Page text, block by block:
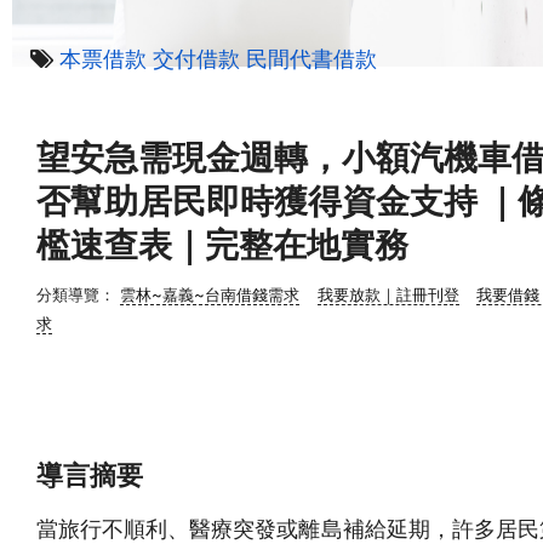
本票借款 交付借款 民間代書借款
望安急需現金週轉，小額汽機車
否幫助居民即時獲得資金支持 ｜
檻速查表｜完整在地實務
分類導覽： 雲林~嘉義~台南借錢需求 我要放款｜註冊刊登
我要借
求
導言摘要
當旅行不順利、醫療突發或離島補給延期，許多居